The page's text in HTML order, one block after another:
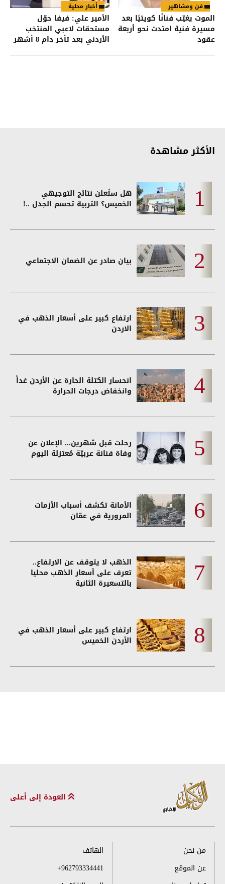
فن ومشاهير
الموت يغيّب فنانًا كويتيًا بعد
مسيرة فنية امتدت نحو أربعة
عقود
أخبار محلية
الأمير علي: فيفا حوّل
مستحقات لاعبي المنتخب
الأردني بعد تأخر دام 8 أشهر
الأكثر مشاهدة
هل ستُعلن نتائج التوجيهي
الخميس؟ التربية تحسم الجدل ..!
بيان صادر عن الضمان الاجتماعي
ارتفاع كبير على أسعار الذهب في
الاردن
انحسار الكتلة الحارة عن الأردن غداً
وانخفاض درجات الحرارة
رحلت قبل شهرين... الإعلان عن
وفاة فنانة عربيّة مُعتزلة اليوم
الأمانة تكشف أسباب الأزمات
المرورية في عمّان
الذهب لا يتوقف عن الارتفاع..
تعرف على أسعار الذهب محليا
بالتسعيرة الثانية
ارتفاع كبير على أسعار الذهب في
الأردن الخميس
العودة إلى أعلى
من نحن
عن الموقع
الهاتف
+962793334441